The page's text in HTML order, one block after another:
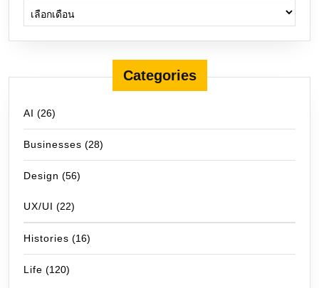
Categories
AI (26)
Businesses (28)
Design (56)
UX/UI (22)
Histories (16)
Life (120)